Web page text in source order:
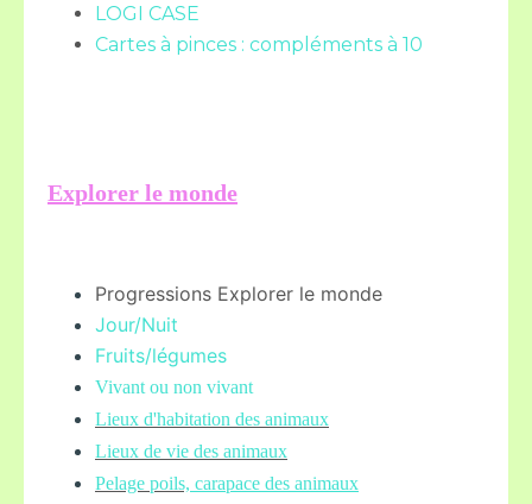
LOGI CASE
Cartes à pinces : compléments à 10
Explorer le monde
Progressions Explorer le monde
Jour/Nuit
Fruits/légumes
Vivant ou non vivant
Lieux d'habitation des animaux
Lieux de vie des animaux
Pelage poils, carapace des animaux